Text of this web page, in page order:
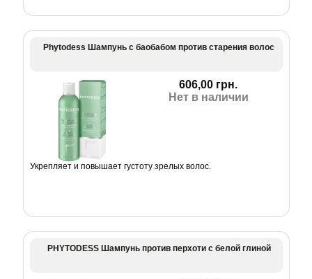
Phytodess Шампунь с баобабом против старения волос
606,00 грн.
Нет в наличии
Укрепляет и повышает густоту зрелых волос.
PHYTODESS Шампунь против перхоти с белой глиной